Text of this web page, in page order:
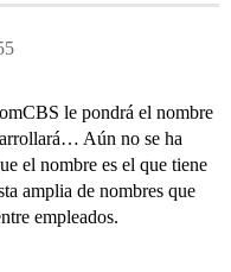
le pondrá el nombre
Aún no se ha
el nombre es el que tiene
amplia de nombres que
empleados.